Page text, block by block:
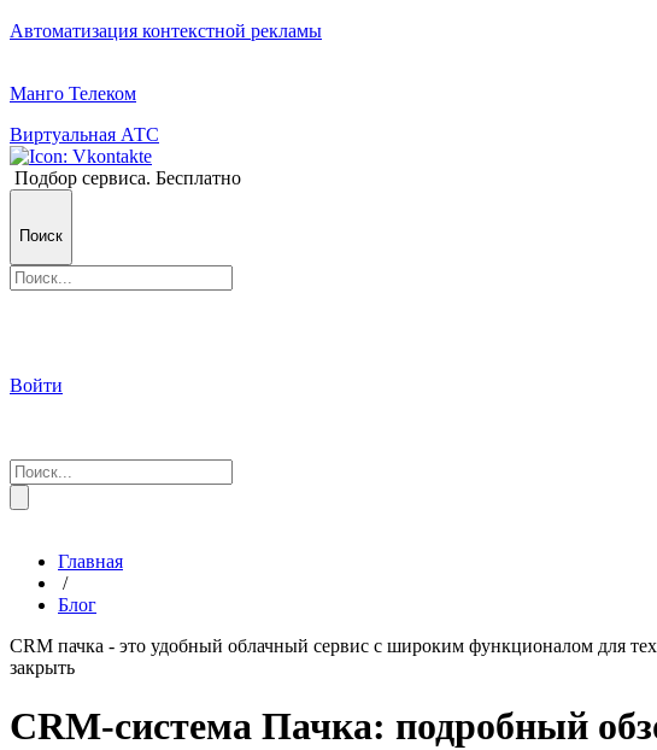
Автоматизация контекстной рекламы
Манго Телеком
Виртуальная АТС
Подбор сервиса. Бесплатно
Поиск
Войти
Главная
/
Блог
CRM пачка - это удобный облачный сервис с широким функционалом для
закрыть
CRM-система Пачка: подробный